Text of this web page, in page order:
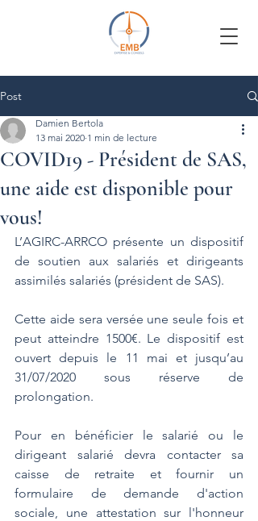
Post
COVID19 - Président de SAS,
une aide est disponible pour
vous!
Damien Bertola
13 mai 2020 1 min de lecture
L’AGIRC-ARRCO présente un dispositif
de soutien aux salariés et dirigeants
assimilés salariés (président de SAS).
Cette aide sera versée une seule fois et
peut atteindre 1500€. Le dispositif est
ouvert depuis le 11 mai et jusqu’au
31/07/2020 sous réserve de
prolongation.
Pour en bénéficier le salarié ou le
dirigeant salarié devra contacter sa
caisse de retraite et fournir un
formulaire de demande d'action
sociale, une attestation sur l'honneur